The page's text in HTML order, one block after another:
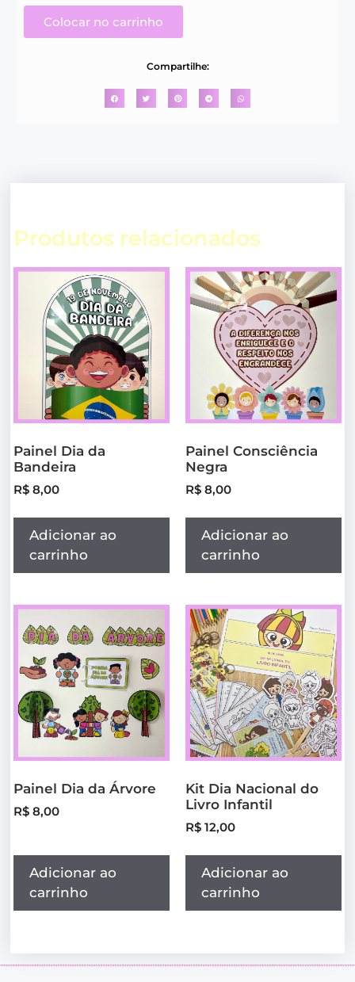
Colocar no carrinho
Compartilhe:
Produtos relacionados
Painel Dia da
Bandeira
R$ 8,00
Adicionar ao
carrinho
Painel Consciência
Negra
R$ 8,00
Adicionar ao
carrinho
Painel Dia da Árvore
R$ 8,00
Adicionar ao
carrinho
Kit Dia Nacional do
Livro Infantil
R$ 12,00
Adicionar ao
carrinho